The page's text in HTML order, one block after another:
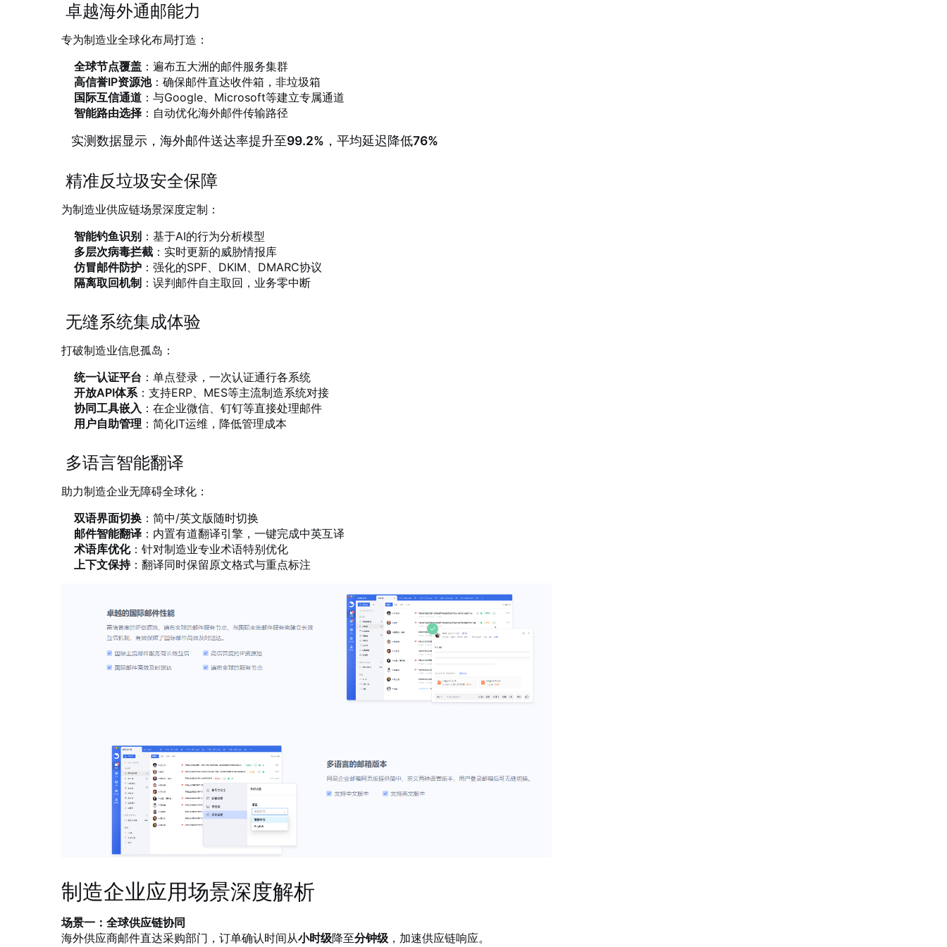
卓越海外通邮能力
专为制造业全球化布局打造：
全球节点覆盖 ：遍布五大洲的邮件服务集群
高信誉IP资源池：确保邮件直达收件箱，非垃圾箱
国际互信通道 ：与Google、Microsoft等建立专属通道
智能路由选择 ：自动优化海外邮件传输路径
实测数据显示，海外邮件送达率提升至99.2% ，平均延迟降低76%
精准反垃圾安全保障
为制造业供应链场景深度定制：
智能钓鱼识别 ：基于AI的行为分析模型
多层次病毒拦截 ：实时更新的威胁情报库
仿冒邮件防护 ：强化的SPF、DKIM、DMARC协议
隔离取回机制 ：误判邮件自主取回，业务零中断
无缝系统集成体验
打破制造业信息孤岛：
统一认证平台 ：单点登录，一次认证通行各系统
开放API体系：支持ERP、MES等主流制造系统对接
协同工具嵌入 ：在企业微信、钉钉等直接处理邮件
用户自助管理 ：简化IT运维，降低管理成本
多语言智能翻译
助力制造企业无障碍全球化：
双语界面切换 ：简中/英文版随时切换
邮件智能翻译 ：内置有道翻译引擎，一键完成中英互译
术语库优化：针对制造业专业术语特别优化
上下文保持：翻译同时保留原文格式与重点标注
制造企业应用场景深度解析
场景一：全球供应链协同
海外供应商邮件直达采购部门，订单确认时间从小时级降至分钟级 ，加速供应链响应。